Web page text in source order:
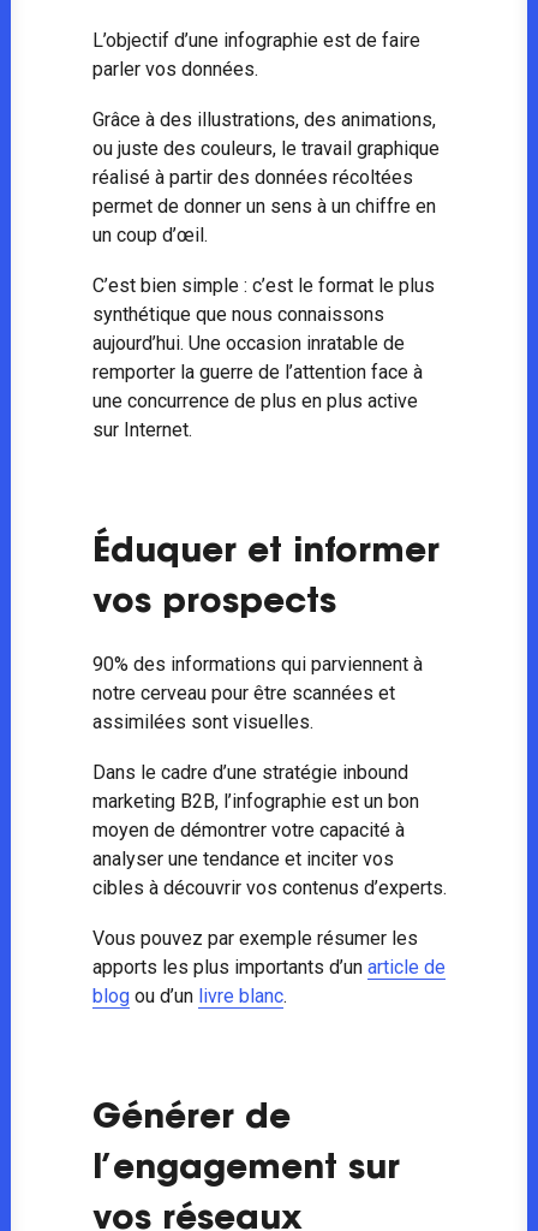
L’objectif d’une infographie est de faire
parler vos données.
Grâce à des illustrations, des animations,
ou juste des couleurs, le travail graphique
réalisé à partir des données récoltées
permet de donner un sens à un chiffre en
un coup d’œil.
C’est bien simple : c’est le format le plus
synthétique que nous connaissons
aujourd’hui. Une occasion inratable de
remporter la guerre de l’attention face à
une concurrence de plus en plus active
sur Internet.
Éduquer et informer
vos prospects
90% des informations qui parviennent à
notre cerveau pour être scannées et
assimilées sont visuelles.
Dans le cadre d’une stratégie inbound
marketing B2B, l’infographie est un bon
moyen de démontrer votre capacité à
analyser une tendance et inciter vos
cibles à découvrir vos contenus d’experts.
Vous pouvez par exemple résumer les
apports les plus importants d’un article de
blogou d’un livre blanc.
Générer de
l’engagement sur
vos réseaux